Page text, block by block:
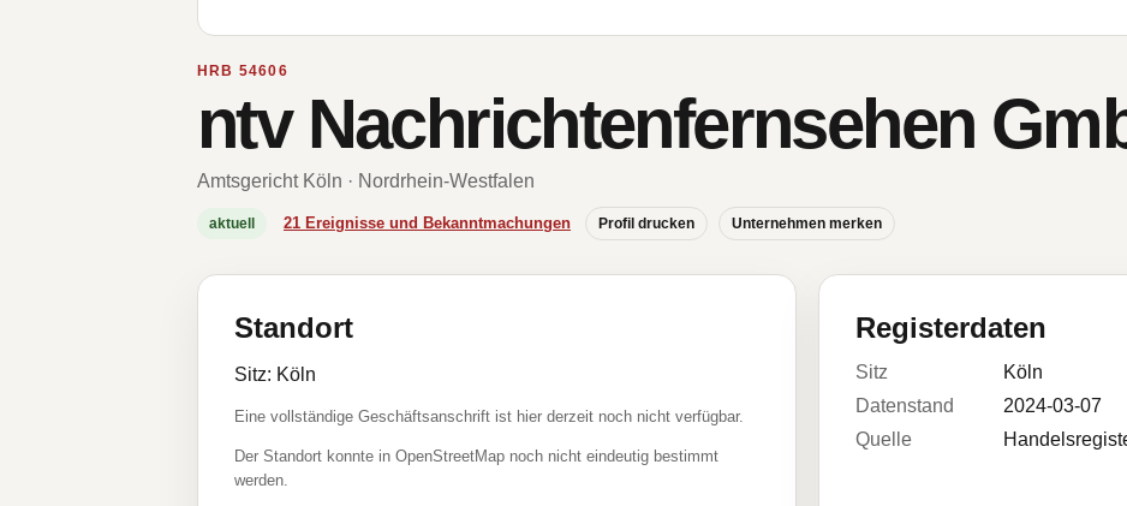
HRB 54606
ntv Nachrichtenfernsehen
Amtsgericht Köln · Nordrhein-Westfalen
aktuell 21 Ereignisse und Bekanntmachungen Profil drucken Unternehmen merken
Standort
Sitz: Köln
Eine vollständige Geschäftsanschrift ist hier derzeit noch nicht verfügbar.
Der Standort konnte in OpenStreetMap noch nicht eindeutig bestimmt
werden.
Registerdaten
Sitz
Köln
Datenstand
2024-03-07
Quelle